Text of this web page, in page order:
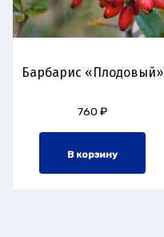
Барбарис «Плодовый»
760 ₽
В корзину